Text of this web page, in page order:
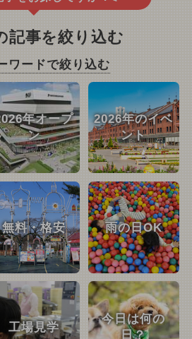
記事を絞り込む
ワードで絞り込む
年オープ
ン
2026年のイベ
ント
無料・格安 雨の日OK
工場見学
今日は何の
日？